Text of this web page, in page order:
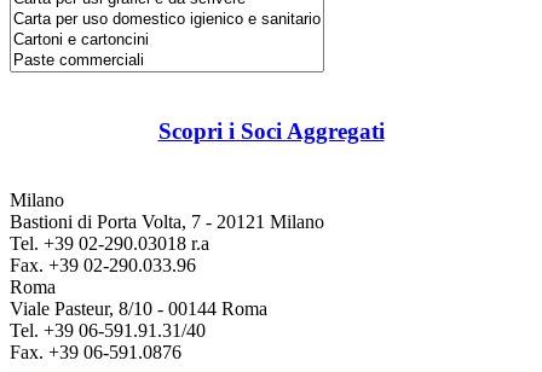
Scopri i Soci Aggregati
Milano
Bastioni di Porta Volta, 7 - 20121 Milano
Tel. +39 02-290.03018 r.a
Fax. +39 02-290.033.96
Roma
Viale Pasteur, 8/10 - 00144 Roma
Tel. +39 06-591.91.31/40
Fax. +39 06-591.0876